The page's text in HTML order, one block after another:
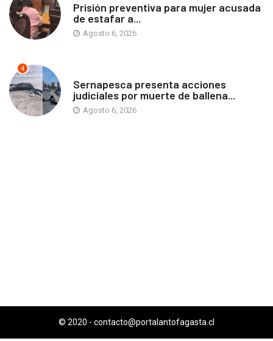
Prisión preventiva para mujer acusada
de estafar a...
Agosto 6, 2026
4
Sernapesca presenta acciones
judiciales por muerte de ballena...
Agosto 6, 2026
© 2020 - contacto@portalantofagasta.cl